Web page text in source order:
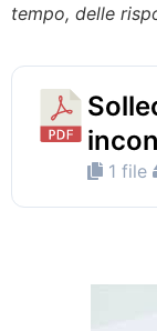
tempo, delle
1 file